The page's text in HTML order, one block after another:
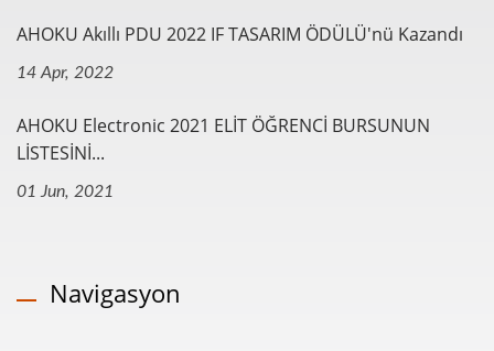
AHOKU Akıllı PDU 2022 IF TASARIM ÖDÜLÜ'nü Kazandı
14 Apr, 2022
AHOKU Electronic 2021 ELİT ÖĞRENCİ BURSUNUN
LİSTESİNİ...
01 Jun, 2021
Navigasyon